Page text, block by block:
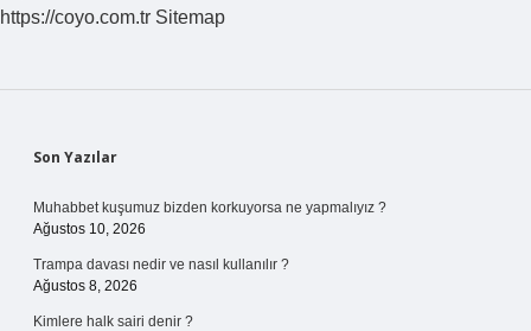
https://coyo.com.tr Sitemap
Sidebar
Son Yazılar
Muhabbet kuşumuz bizden korkuyorsa ne yapmalıyız ?
Ağustos 10, 2026
Trampa davası nedir ve nasıl kullanılır ?
Ağustos 8, 2026
Kimlere halk sairi denir ?